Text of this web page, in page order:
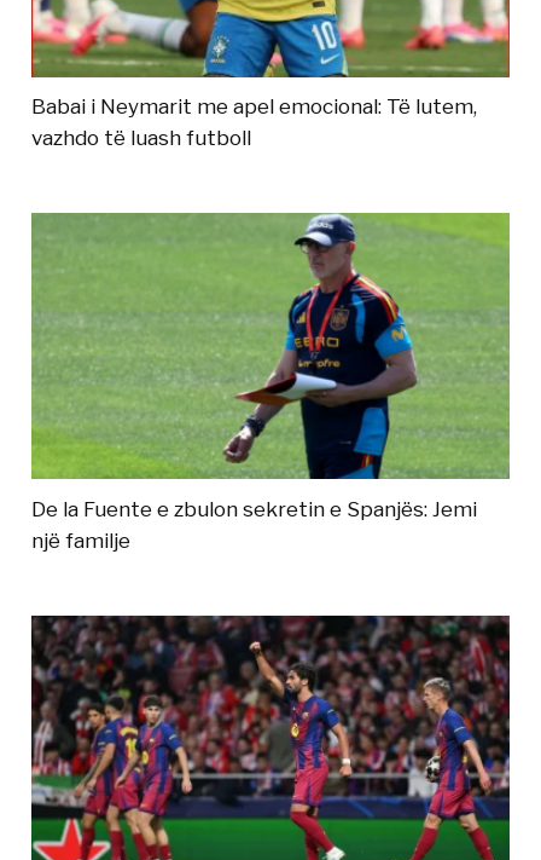
Babai i Neymarit me apel emocional: Të lutem,
vazhdo të luash futboll
De la Fuente e zbulon sekretin e Spanjës: Jemi
një familje